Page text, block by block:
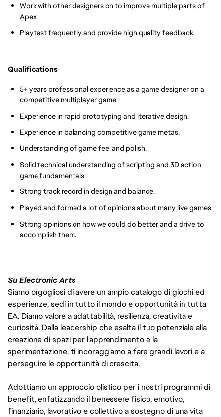
Work with other designers on to improve multiple parts of
Apex
Playtest frequently and provide high quality feedback.
Qualifications
5+ years professional experience as a game designer on a
competitive multiplayer game.
Experience in rapid prototyping and iterative design.
Experience in balancing competitive game metas.
Understanding of game feel and polish.
Solid technical understanding of scripting and 3D action
game fundamentals.
Strong track record in design and balance.
Played and formed a lot of opinions about many live games.
Strong opinions on how we could do better and a drive to
accomplish them.
Su Electronic Arts
Siamo orgogliosi di avere un ampio catalogo di giochi ed
esperienze, sedi in tutto il mondo e opportunità in tutta
EA. Diamo valore a adattabilità, resilienza, creatività e
curiosità. Dalla leadership che esalta il tuo potenziale alla
creazione di spazi per l'apprendimento e la
sperimentazione, ti incoraggiamo a fare grandi lavori e a
perseguire le opportunità di crescita.
Adottiamo un approccio olistico per i nostri programmi di
benefit, enfatizzando il benessere fisico, emotivo,
finanziario, lavorativo e collettivo a sostegno di una vita